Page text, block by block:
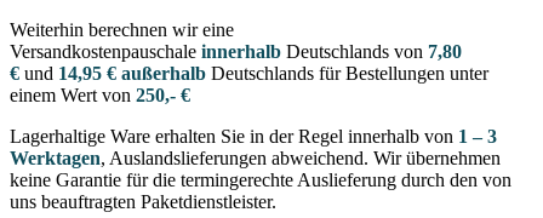
Weiterhin berechnen wir eine
Versandkostenpauschale innerhalb Deutschlands von 7,80
€ und 14,95 € außerhalb Deutschlands für Bestellungen unter
einem Wert von 250,- €
Lagerhaltige Ware erhalten Sie in der Regel innerhalb von 1 – 3
Werktagen, Auslandslieferungen abweichend. Wir übernehmen
keine Garantie für die termingerechte Auslieferung durch den von
uns beauftragten Paketdienstleister.